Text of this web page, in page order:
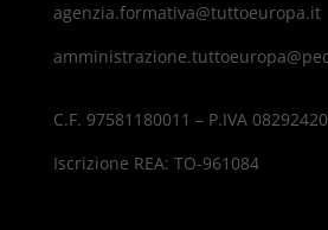
agenzia.formativa@tuttoeuropa.it
C.F. 97581180011 – P.IVA
Iscrizione REA: TO-961084